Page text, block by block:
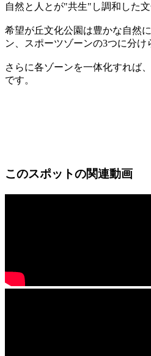
自然と人とが"共生"し調和した
希望が丘文化公園は豊かな自然
ン、スポーツゾーンの3つに分け
さらに各ゾーンを一体化すれば
です。
このスポットの関連動画